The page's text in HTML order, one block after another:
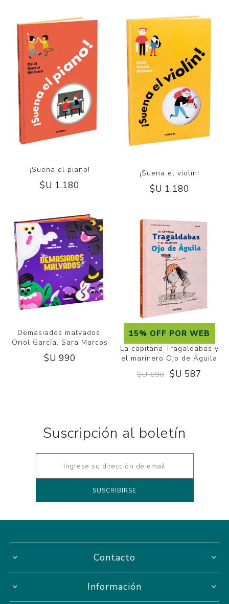
¡Suena el piano!
$U 1.180
¡Suena el violín!
$U 1.180
Demasiados malvados.
Oriol García, Sara Marcos
$U 990
15% OFF POR WEB
La capitana Tragaldabas y
el marinero Ojo de Águila
$U 690 $U 587
Suscripción al boletín
Contacto
Información